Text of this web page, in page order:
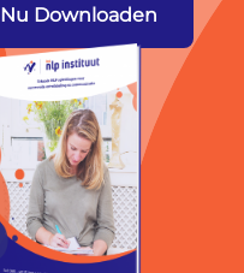
Nu Downloaden